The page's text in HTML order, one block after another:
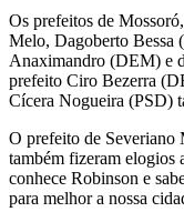
Os prefeitos de
Melo, Dagoberto Bessa
Anaximandro (DEM) e
prefeito Ciro Bezerra
Cícera Nogueira (PSD)
O prefeito de Severiano
também fizeram elogios
conhece Robinson e
para melhor a nossa